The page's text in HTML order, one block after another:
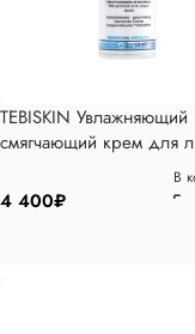
TEBISKIN Увлажняющий
смягчающий крем для
4 400₽
В